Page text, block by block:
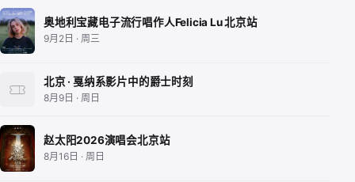
奥地利宝藏电子流行唱作人Felicia Lu 北京站
9月2日 · 周三
北京 · 戛纳系影片中的爵士时刻
8月9日 · 周日
赵太阳2026演唱会北京站
8月16日 · 周日